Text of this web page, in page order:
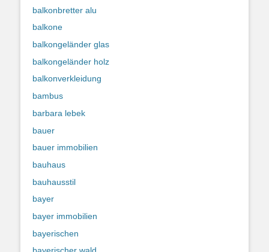
balkonbretter alu
balkone
balkongeländer glas
balkongeländer holz
balkonverkleidung
bambus
barbara lebek
bauer
bauer immobilien
bauhaus
bauhausstil
bayer
bayer immobilien
bayerischen